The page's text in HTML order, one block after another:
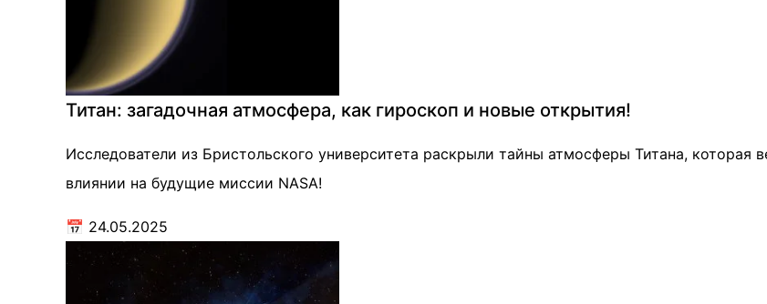
Титан: загадочная атмосфера, как гироскоп и новые открытия!
Исследователи из Бристольского университета раскрыли тайны атмосферы Титана, которая
влиянии на будущие миссии NASA!
📅 24.05.2025